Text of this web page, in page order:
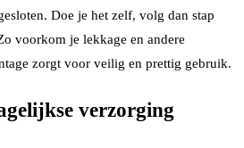
Doe je het zelf, volg dan stap
voorkom je lekkage en andere
zorgt voor veilig en prettig gebruik.
verzorging